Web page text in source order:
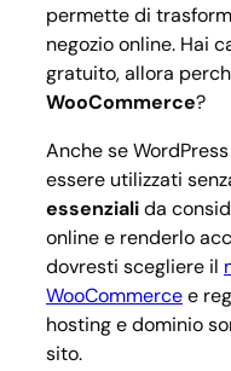
permette di
negozio online. Hai
gratuito, allora
WooCommerce?
Anche se
essere utilizzati
essenzialida
online e renderlo
dovresti scegliere il
WooCommercee
hosting e dominio
sito.